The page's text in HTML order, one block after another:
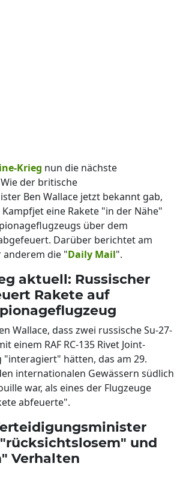
Krieg nun die nächste
der britische
Ben Wallace jetzt bekannt gab,
eine Rakete "in der Nähe"
über dem
Darüber berichtet am
die "Daily Mail".
aktuell: Russischer
Rakete auf
Wallace, dass zwei russische Su-27-
einem RAF RC-135 Rivet Joint-
"interagiert" hätten, das am 29.
internationalen Gewässern südlich
war, als eines der Flugzeuge
abfeuerte".
und
Verhalten